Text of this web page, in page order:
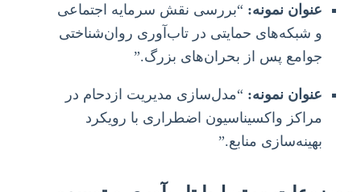
عنوان نمونه: “بررسی نقش سرمایه اجتماعی
و شبکه‌های حمایتی در تاب‌آوری روان‌شناختی
جوامع پس از بحران‌های بزرگ.”
عنوان نمونه: “مدل‌سازی مدیریت ازدحام در
مراکز واکسیناسیون اضطراری با رویکرد
بهینه‌سازی منابع.”